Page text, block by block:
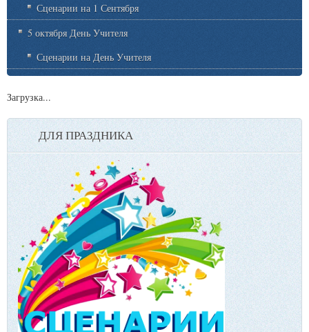
Сценарии на 1 Сентября
5 октября День Учителя
Сценарии на День Учителя
Загрузка...
ДЛЯ ПРАЗДНИКА